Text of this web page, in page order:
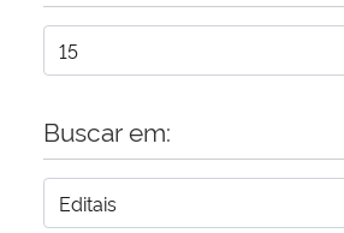
Buscar em: